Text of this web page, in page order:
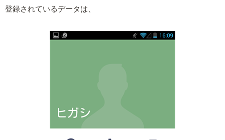
登録されているデータは、